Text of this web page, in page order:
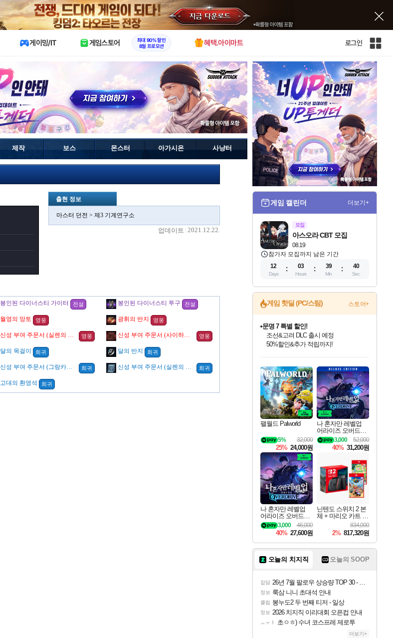
X
게이밍/IT 게임스토어
최대 90% 할인
8월 프로모션
혜택.아이마트 로그인
인
전
사
이
트
제작 보스 몬스터 아가시온 사냥터
출현 정보
마스터 던전 > 제3 기계연구소
업데이트 2021.12.22.
봉인된 다이너스티 가이터 전설 봉인된 다이너스티 투구 전설
월영의 망토 영웅 광휘의 반지 영웅
신성 부여 주문서 (실렌의 저주) 영웅 신성 부여 주문서 (사이하의 번개) 영웅
달의 목걸이 희귀 달의 반지 희귀
신성 부여 주문서 (그랑카인의 처단) 희귀 신성 부여 주문서 (실렌의 절망) 희귀
고대의 환영석 희귀
게임 캘린더 더보기+
모집
08.19
아스오라 CBT 모집
참가자 모집까지 남은 기간
12
Days
03
Hours
39
Min
39
Sec
게임 핫딜 (PC/스팀) 스토어+
최대 90% 할인가를 만나보세요!
네이버혜택과 함께 만나보세요!
문명 7 특별 할인!
조선&고려 DLC 출시 예정
50%할인&추가 적립까지!
이니&베니 혜택까지!
네이버 혜택가와 함께 예약하세요!
할인&네이버혜택으로 만나보세요!
네이버페이 혜택과 만나보세요!
40주년 프로모션으로 만나보세요!
네이버 포인트 혜택까지!
할인가에 만나보세요!
일부 에디션 상시 할인!
혜택으로 예약 판매 중
편안하게 충전하세요
팰월드 Palworld
32,000
5%
25% 24,000원
나 혼자만 레벨업
어라이즈 오버드라
이브 디럭스 에디션
Solo Leveling Arise
Overdrive Deluxe Edi
52,000
3,000
40% 31,200원
나 혼자만 레벨업
어라이즈 오버드라
이브 Solo Leveling A
rise
46,000
3,000
40% 27,600원
닌텐도 스위치 2 본
체 + 마리오 카트 월
드 + 포켓몬 포코피
아 번들
834,000
2% 817,320원
오늘의 치지직 오늘의 SOOP
잡담 26년 7월 팔로우 상승량 TOP 30 - 월간 치지직
정보 룩삼 니니 초대석 안내
클립 봉누도2 두 번째 티저 - 일상
정보 2026 치지직 이리대회 오픈컵 안내
ㅗㅜㅑ 초ㅇㅎ) 수녀 코스프레 제로투
더보기+